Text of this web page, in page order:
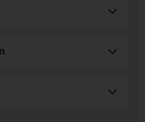
onderweg